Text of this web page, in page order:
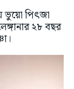
ভুয়ো পিৎজা
২৮ বছর